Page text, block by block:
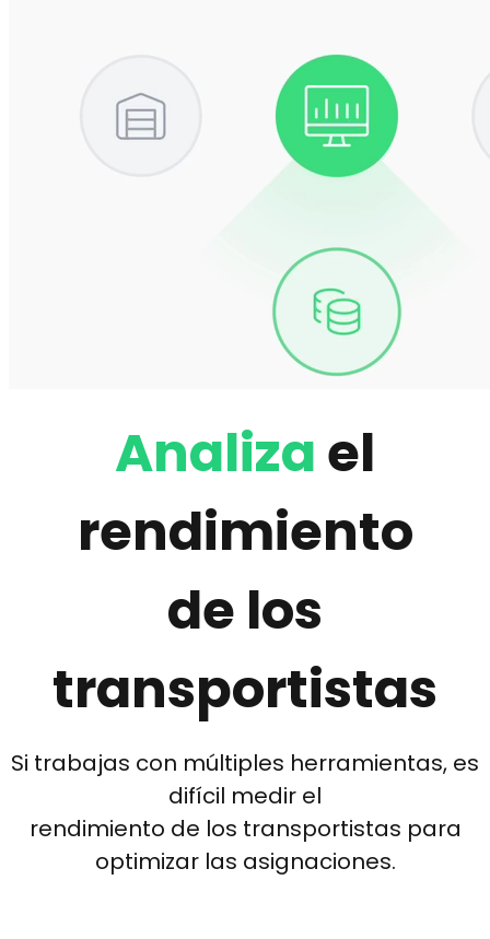
Analizael
rendimiento
de los
transportistas
Si trabajas con múltiples herramientas, es
difícil medir el
rendimiento de los transportistas para
optimizar las asignaciones.